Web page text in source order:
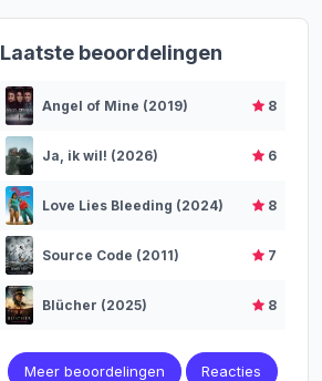
Laatste beoordelingen
Angel of Mine (2019) 8
Ja, ik wil! (2026) 6
Love Lies Bleeding (2024) 8
Source Code (2011) 7
Blücher (2025) 8
Meer beoordelingen Reacties